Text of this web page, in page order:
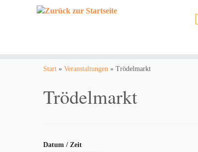
Start » Veranstaltungen » Trödelmarkt
Trödelmarkt
Datum / Zeit